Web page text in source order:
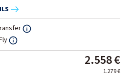
2.558 €
1.279 €